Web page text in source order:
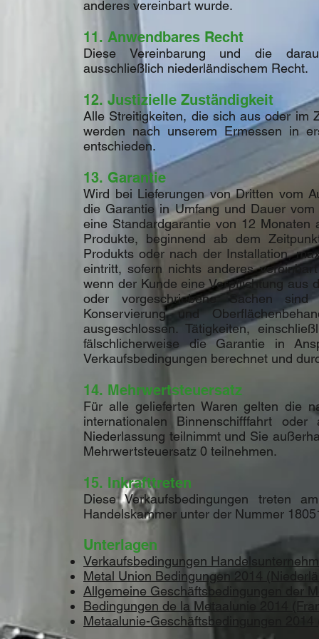
anderes vereinbart wurde.
11. Anwendbares Recht
Diese Vereinbarung und die
ausschließlich niederländischem Recht.
12. Justizielle Zuständigkeit
Alle Streitigkeiten, die sich aus oder im
werden nach unserem Ermessen in
entschieden.
13. Garantie
Wird bei Lieferungen von Dritten vom
die Garantie in Umfang und Dauer
eine Standardgarantie von 12
Produkte, beginnend ab dem
Produkts oder nach der Installation,
eintritt, sofern nichts anderes
wenn der Kunde eine Verpflichtung aus
oder vorgeschriebene Sachen
Konservierung und
ausgeschlossen. Tätigkeiten,
fälschlicherweise die Garantie in
Verkaufsbedingungen berechnet und
14. Mehrwertsteuersatz
Für alle gelieferten Waren gelten die
internationalen Binnenschifffahrt
Niederlassung teilnimmt und Sie
Mehrwertsteuersatz 0 teilnehmen.
15. Inkrafttreten
Diese Verkaufsbedingungen
Handelskammer unter der Nummer
Unterlagen
Verkaufsbedingungen
Metal Union Bedingungen 2014
Allgemeine Geschäftsbedingungen der
Bedingungen de la Metaalunie 2014
Metaalunie-Geschäftsbedingungen 2014